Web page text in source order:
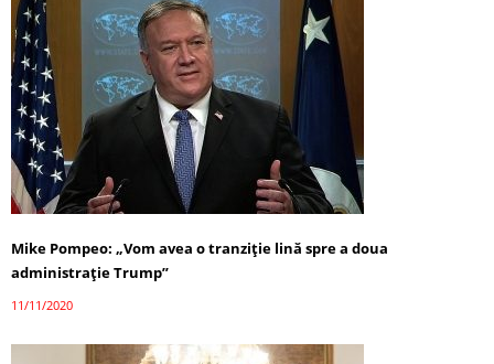
Mike Pompeo: „Vom avea o tranziție lină spre a doua
administrație Trump”
11/11/2020